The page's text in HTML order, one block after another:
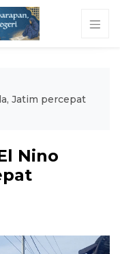
Jatim percepat
Nino